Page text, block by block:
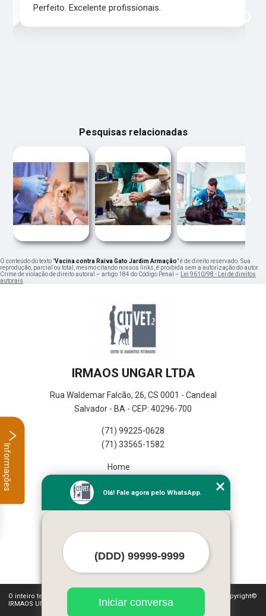
Perfeito. Excelente profissionais.
‹
Pesquisas relacionadas
‹ ›
O conteúdo do texto "Vacina contra Raiva Gato Jardim Armação" é de direito reservado. Sua
reprodução, parcial ou total, mesmo citando nossos links, é proibida sem a autorização do autor.
Crime de violação de direito autoral – artigo 184 do Código Penal – Lei 9610/98 - Lei de direitos
autorais.
IRMAOS UNGAR LTDA
Rua Waldemar Falcão, 26, CS 0001 - Candeal
Salvador - BA - CEP: 40296-700
(71) 99225-0628
(71) 33565-1582
Home
Missão
Serviços
O inteiro teor deste site está sujeito à proteção de direitos autorais. Copyright©
IRMAOS UNGAR LTDA (Lei 9610 de 19/02/1998)
Olá! Fale agora pelo WhatsApp.
Iniciar conversa
Informações